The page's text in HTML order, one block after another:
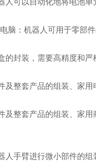
脑：机器人可用于零部
的封装，需要高精度和严
整套产品的组装、家用
及整套产品的组装、家用
手臂进行微小部件的组